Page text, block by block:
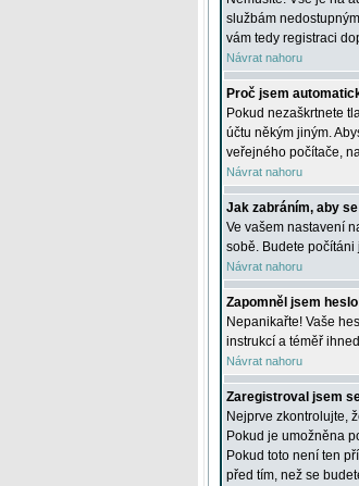
službám
vám tedy registraci
Návrat nahoru
Proč jsem
Pokud nezaškrtnete
účtu někým jiným.
veřejného počítače,
Návrat nahoru
Jak zabráním, aby
Ve vašem nastavení
sobě. Budete počítáni
Návrat nahoru
Zapomněl jsem
Nepanikařte! Vaše
instrukcí a téměř
Návrat nahoru
Zaregistroval jsem
Nejprve zkontrolujte,
Pokud je umožněna
Pokud toto není ten
před tím, než se